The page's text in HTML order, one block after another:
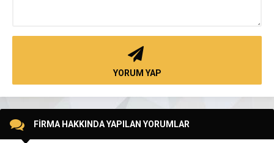
YORUM YAP
FİRMA HAKKINDA YAPILAN YORUMLAR